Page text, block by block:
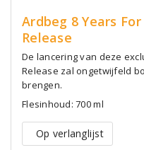
Ardbeg 8 Years
Release
De lancering van deze
Release zal ongetwijfeld
brengen.
Flesinhoud: 700 ml
Op verlanglijst